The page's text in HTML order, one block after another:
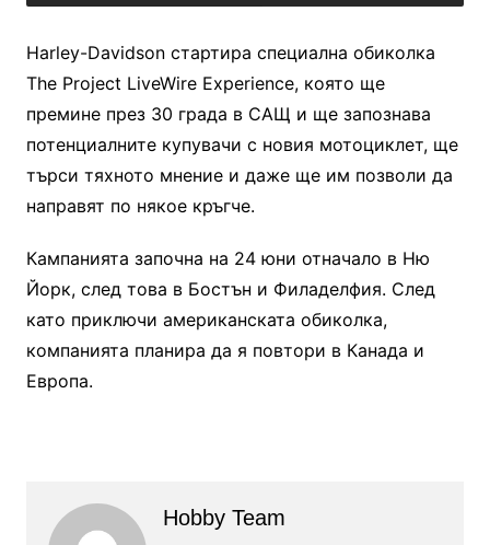
Harley-Davidson стартира специална обиколка
The Project LiveWire Experience, която ще
премине през 30 града в САЩ и ще запознава
потенциалните купувачи с новия мотоциклет, ще
търси тяхното мнение и даже ще им позволи да
направят по някое кръгче.
Кампанията започна на 24 юни отначало в Ню
Йорк, след това в Бостън и Филаделфия. След
като приключи американската обиколка,
компанията планира да я повтори в Канада и
Европа.
Hobby Team